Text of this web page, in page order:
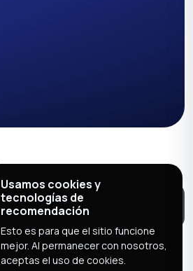
Usamos cookies y
tecnologías de
recomendación
Esto es para que el sitio funcione
mejor. Al permanecer con nosotros,
aceptas el uso de cookies.